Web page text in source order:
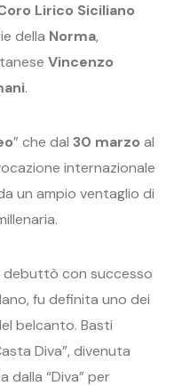
Lirico Siciliano
della Norma,
Vincenzo
.
” che dal 30 marzo al
internazionale
un ampio ventaglio di
debuttò con successo
fu definita uno dei
belcanto. Basti
Diva”, divenuta
dalla “Diva” per